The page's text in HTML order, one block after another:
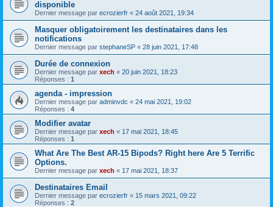
disponible
Dernier message par ecrozierfr « 24 août 2021, 19:34
Masquer obligatoirement les destinataires dans les
notifications
Dernier message par stephaneSP « 28 juin 2021, 17:48
Durée de connexion
Dernier message par xech « 20 juin 2021, 18:23
Réponses : 1
agenda - impression
Dernier message par adminvdc « 24 mai 2021, 19:02
Réponses : 4
Modifier avatar
Dernier message par xech « 17 mai 2021, 18:45
Réponses : 1
What Are The Best AR-15 Bipods? Right here Are 5 Terrific
Options.
Dernier message par xech « 17 mai 2021, 18:37
Destinataires Email
Dernier message par ecrozierfr « 15 mars 2021, 09:22
Réponses : 2